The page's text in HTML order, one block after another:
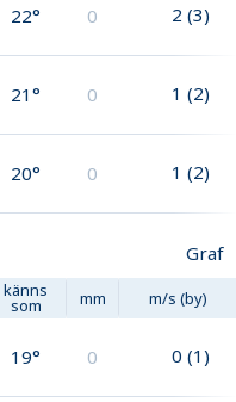
22° 0 2 (3)
21° 0 1 (2)
20° 0 1 (2)
Graf
känns
som mm m/s (by)
19° 0 0 (1)